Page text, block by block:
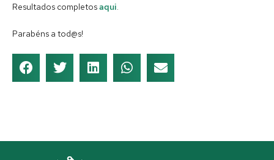
Resultados completosaqui.
Parabéns a tod@s!